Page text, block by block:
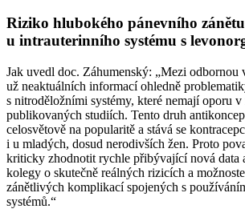
Riziko hlubokého pánevního
u intrauterinního systému s
Jak uvedl doc. Záhumenský: „Mezi odbornou
už neaktuálních informací ohledně
s nitroděložními systémy, které nemají oporu
publikovaných studiích. Tento druh
celosvětově na popularitě a stává se
i u mladých, dosud nerodivších žen. Proto
kriticky zhodnotit rychle přibývající nová data
kolegy o skutečně reálných rizicích a
zánětlivých komplikací spojených s
systémů.“